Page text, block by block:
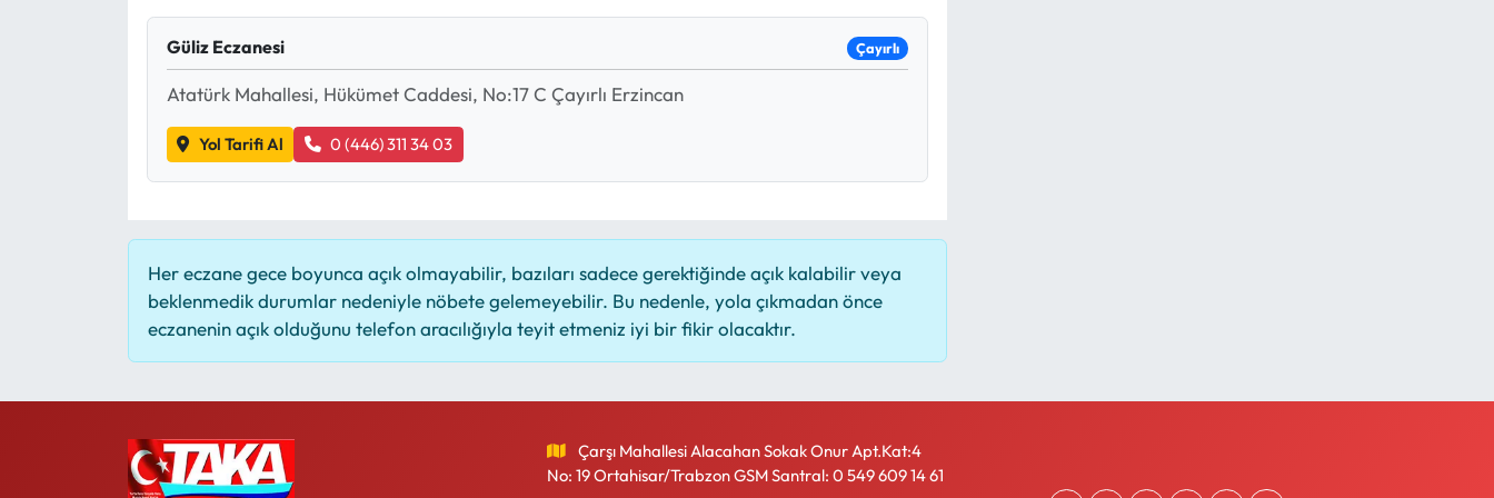
Güliz Eczanesi Çayırlı
Atatürk Mahallesi, Hükümet Caddesi, No:17 C Çayırlı Erzincan
Yol Tarifi Al 0 (446) 311 34 03
Her eczane gece boyunca açık olmayabilir, bazıları sadece gerektiğinde açık kalabilir veya
beklenmedik durumlar nedeniyle nöbete gelemeyebilir. Bu nedenle, yola çıkmadan önce
eczanenin açık olduğunu telefon aracılığıyla teyit etmeniz iyi bir fikir olacaktır.
Çarşı Mahallesi Alacahan Sokak Onur Apt.Kat:4
No: 19 Ortahisar/Trabzon GSM Santral: 0 549 609 14 61
Mektup Galeri
Karikatür Galeri
Spor Yazıları
Mektup Galeri